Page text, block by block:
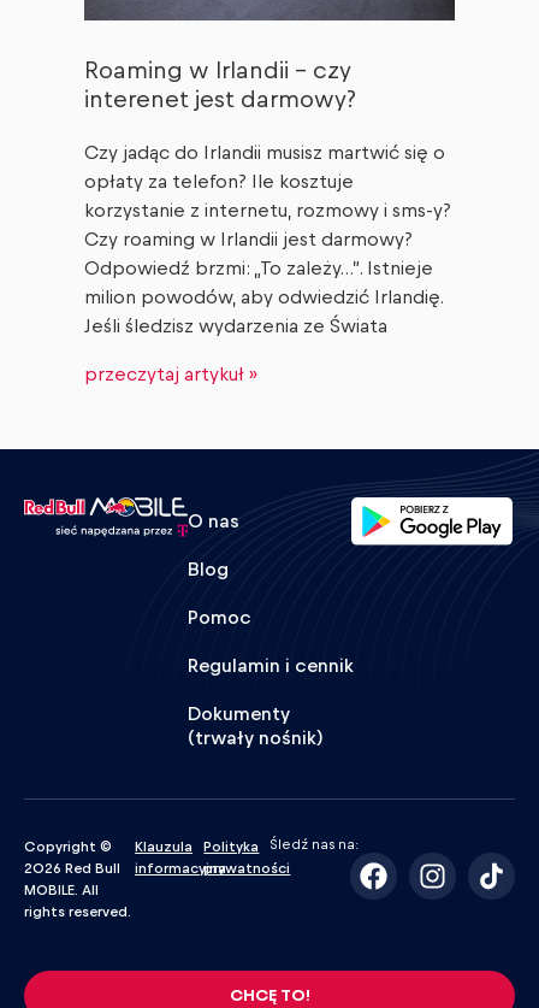
Roaming w Irlandii – czy
interenet jest darmowy?
Czy jadąc do Irlandii musisz martwić się o
opłaty za telefon? Ile kosztuje
korzystanie z internetu, rozmowy i sms-y?
Czy roaming w Irlandii jest darmowy?
Odpowiedź brzmi: „To zależy…”. Istnieje
milion powodów, aby odwiedzić Irlandię.
Jeśli śledzisz wydarzenia ze Świata
przeczytaj artykuł »
CHCĘ TO!
O nas
Blog
Pomoc
Regulamin i cennik
Dokumenty
(trwały nośnik)
Copyright ©
2026 Red Bull
MOBILE. All
rights reserved.
Klauzula
informacyjna
Polityka
prywatności
Śledź nas na: